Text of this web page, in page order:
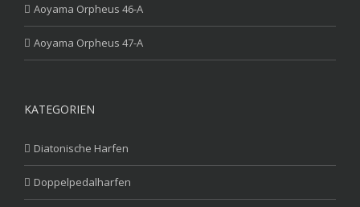
Aoyama Orpheus 46-A
Aoyama Orpheus 47-A
KATEGORIEN
Diatonische Harfen
Doppelpedalharfen